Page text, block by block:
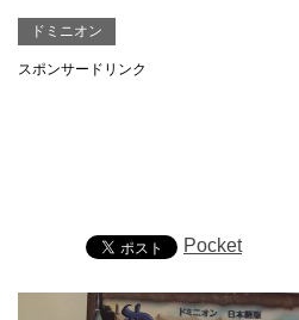
ドミニオン
スポンサードリンク
Pocket